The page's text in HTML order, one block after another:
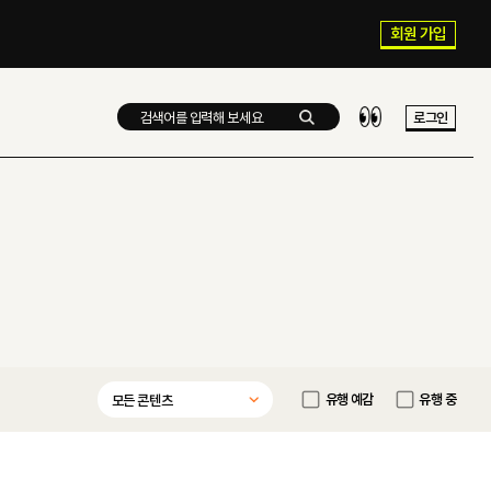
회원 가입
로그인
유행 예감 유행 중